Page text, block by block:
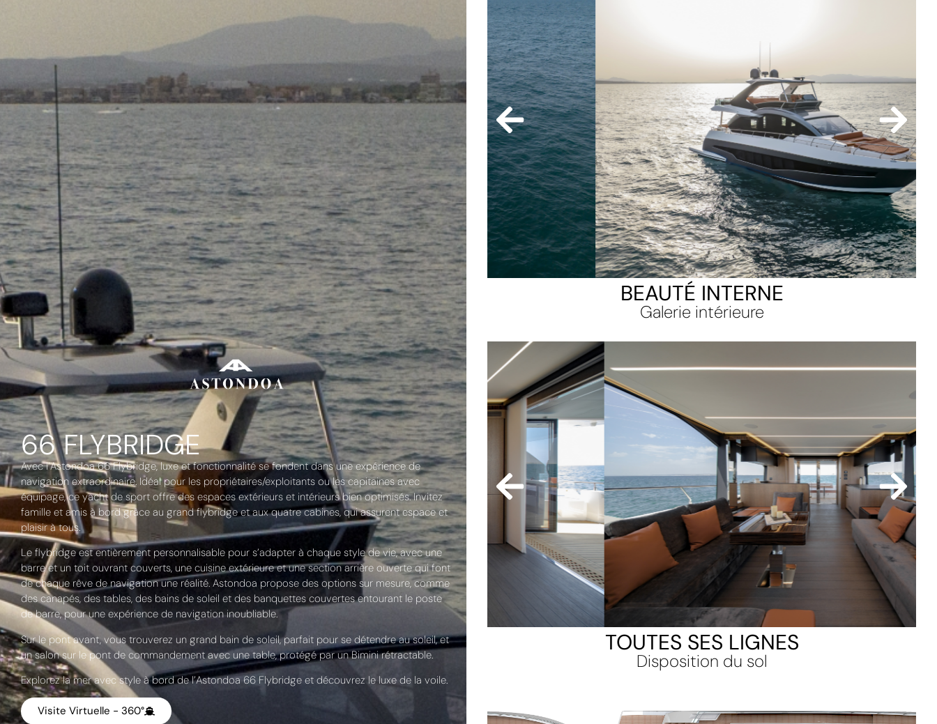
66 FLYBRIDGE
Avec l’Astondoa 66 Flybridge, luxe et fonctionnalité se fondent dans une expérience de
navigation extraordinaire. Idéal pour les propriétaires/exploitants ou les capitaines avec
équipage, ce yacht de sport offre des espaces extérieurs et intérieurs bien optimisés. Invitez
famille et amis à bord grâce au grand flybridge et aux quatre cabines, qui assurent espace et
plaisir à tous.
Le flybridge est entièrement personnalisable pour s’adapter à chaque style de vie, avec une
barre et un toit ouvrant couverts, une cuisine extérieure et une section arrière ouverte qui font
de chaque rêve de navigation une réalité. Astondoa propose des options sur mesure, comme
des canapés, des tables, des bains de soleil et des banquettes couvertes entourant le poste
de barre, pour une expérience de navigation inoubliable.
Sur le pont avant, vous trouverez un grand bain de soleil, parfait pour se détendre au soleil, et
un salon sur le pont de commandement avec une table, protégé par un Bimini rétractable.
Explorez la mer avec style à bord de l’Astondoa 66 Flybridge et découvrez le luxe de la voile.
Visite Virtuelle - 360°
BEAUTÉ INTERNE
Galerie intérieure
TOUTES SES LIGNES
Disposition du sol